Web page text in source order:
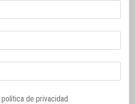
política de privacidad